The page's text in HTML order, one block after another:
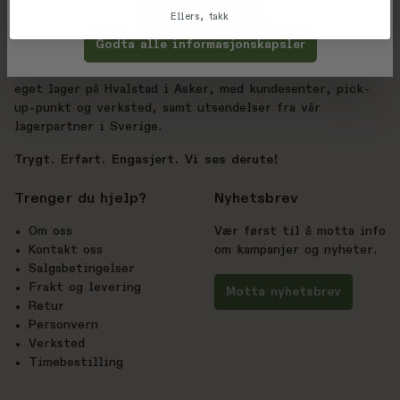
Derute.no drives av BC Sport AS, med over 20 års
eget lager på Hvalstad i Asker, med kundesenter, pick-
up-punkt og verksted, samt utsendelser fra vår
lagerpartner i Sverige.
Trygt. Erfart. Engasjert. Vi ses derute!
Trenger du hjelp?
Om oss
Kontakt oss
Salgsbetingelser
Frakt og levering
Retur
Personvern
Verksted
Timebestilling
Nyhetsbrev
Vær først til å motta info
om kampanjer og nyheter.
Motta nyhetsbrev
Godta alle informasjonskapsler
Ellers, takk